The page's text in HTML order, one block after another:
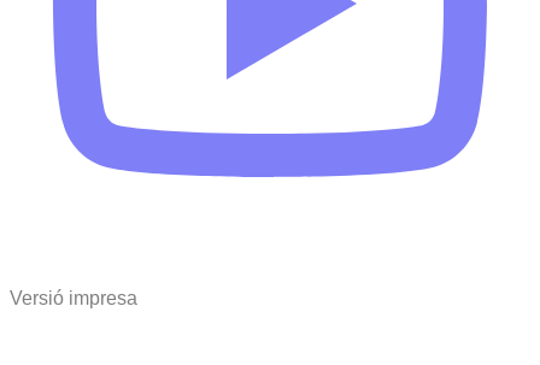
Versió impresa